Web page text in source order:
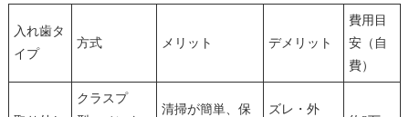
入れ歯タ
イプ
方式 メリット デメリット
費用目
安（自
費）
クラスプ
清掃が簡単、保
ズレ・外